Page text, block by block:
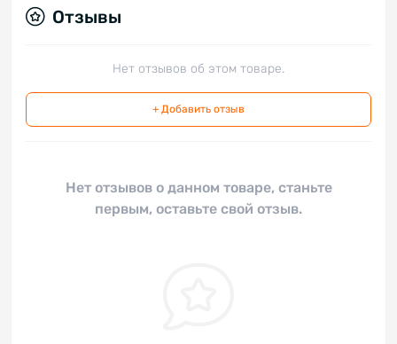
Отзывы
Нет отзывов об этом товаре.
+ Добавить отзыв
Нет отзывов о данном товаре, станьте
первым, оставьте свой отзыв.